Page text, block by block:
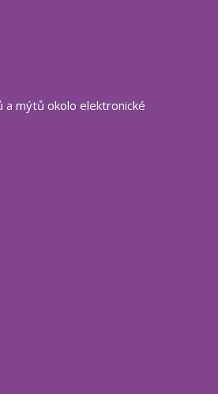
a mýtů okolo elektronické